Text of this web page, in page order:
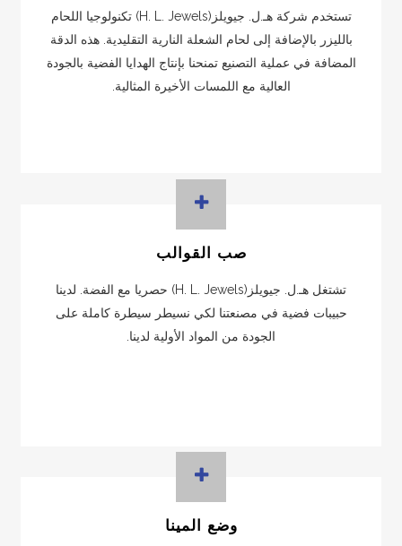
تستخدم شركة هـ.ل. جيويلز(H. L. Jewels) تكنولوجيا اللحام
بالليزر بالإضافة إلى لحام الشعلة النارية التقليدية. هذه الدقة
المضافة في عملية التصنيع تمنحنا بإنتاج الهدايا الفضية بالجودة
العالية مع اللمسات الأخيرة المثالية.
صب القوالب
تشتغل هـ.ل. جيويلز(H. L. Jewels) حصريا مع الفضة. لدينا
حبيبات فضية في مصنعتنا لكي نسيطر سيطرة كاملة على
الجودة من المواد الأولية لدينا.
وضع المينا